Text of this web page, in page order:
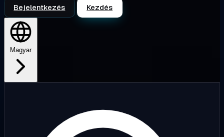
Bejelentkezés Kezdés
Magyar